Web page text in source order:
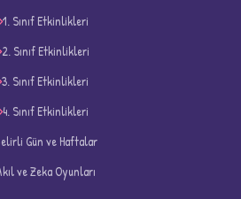
D
1. Sınıf Etkinlikleri
2. Sınıf Etkinlikleri
3. Sınıf Etkinlikleri
4. Sınıf Etkinlikleri
Gün ve Haftalar
ve Zeka Oyunları